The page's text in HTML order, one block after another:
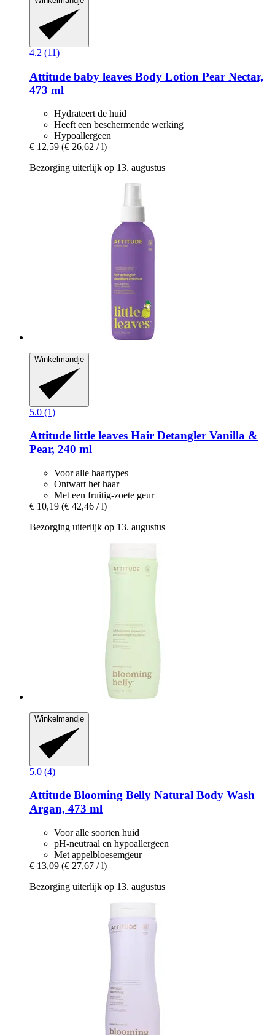
4.2 (11)
Attitude baby leaves Body Lotion Pear Nectar,
473 ml
Hydrateert de huid
Heeft een beschermende werking
Hypoallergeen
€ 12,59 (€ 26,62 / l)
Bezorging uiterlijk op 13. augustus
Winkelmandje
5.0 (1)
Attitude little leaves Hair Detangler Vanilla &
Pear, 240 ml
Voor alle haartypes
Ontwart het haar
Met een fruitig-zoete geur
€ 10,19 (€ 42,46 / l)
Bezorging uiterlijk op 13. augustus
Winkelmandje
5.0 (4)
Attitude Blooming Belly Natural Body Wash
Argan, 473 ml
Voor alle soorten huid
pH-neutraal en hypoallergeen
Met appelbloesemgeur
€ 13,09 (€ 27,67 / l)
Bezorging uiterlijk op 13. augustus